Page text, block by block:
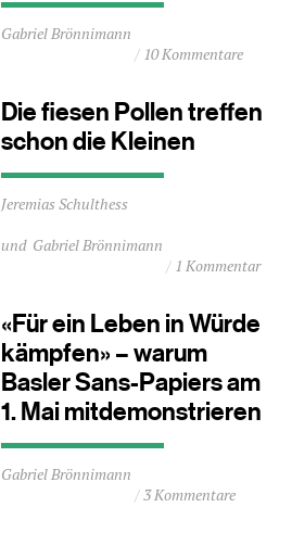
Durchschnittliche
Lesezeit
Minuten
Gabriel Brönnimann
10 Kommentare
Die fiesen Pollen treffen
schon die Kleinen
Durchschnittliche
Lesezeit
1
Jeremias Schulthess
Gabriel Brönnimann
1 Kommentar
«Für ein Leben in Würde
kämpfen» – warum
Basler Sans-Papiers am
1. Mai mitdemonstrieren
Durchschnittliche
Lesezeit
Gabriel Brönnimann
3 Kommentare